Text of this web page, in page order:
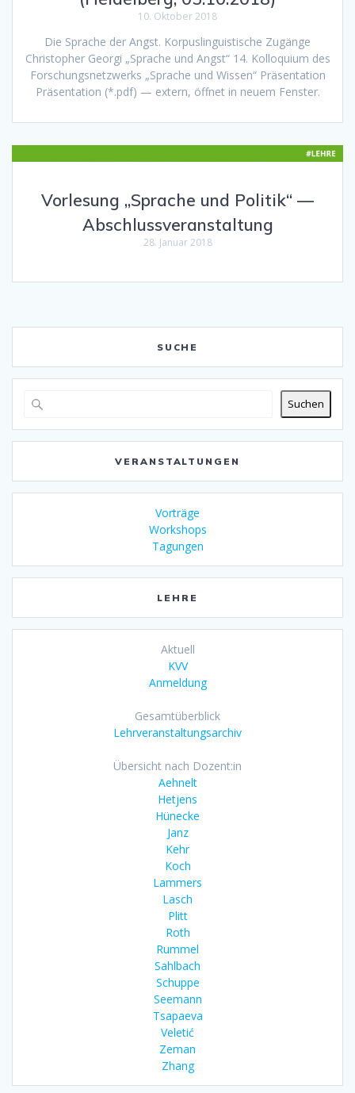
10. Oktober 2018
Die Sprache der Angst. Korpuslinguistische Zugänge
Christopher Georgi „Sprache und Angst“ 14. Kolloquium des
Forschungsnetzwerks „Sprache und Wissen“ Präsentation
Präsentation (*.pdf) — extern, öffnet in neuem Fenster.
Vorlesung „Sprache und Politik“ —
Abschlussveranstaltung
28. Januar 2018
SUCHE
Suchen
VERANSTALTUNGEN
Vorträge
Workshops
Tagungen
LEHRE
Aktuell
KVV
Anmeldung
Gesamtüberblick
Lehrveranstaltungsarchiv
Übersicht nach Dozent:in
Aehnelt
Hetjens
Hünecke
Janz
Kehr
Koch
Lammers
Lasch
Plitt
Roth
Rummel
Sahlbach
Schuppe
Seemann
Tsapaeva
Veletić
Zeman
Zhang